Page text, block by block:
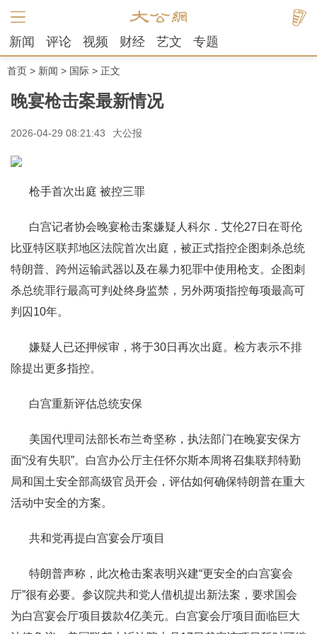
新闻 评论 视频 财经 艺文 专题
首页 > 新闻 > 国际 > 正文
晚宴枪击案最新情况
2026-04-29 08:21:43 大公报
枪手首次出庭 被控三罪
白宫记者协会晚宴枪击案嫌疑人科尔．艾伦27日在哥伦
比亚特区联邦地区法院首次出庭，被正式指控企图刺杀总统
特朗普、跨州运输武器以及在暴力犯罪中使用枪支。企图刺
杀总统罪行最高可判处终身监禁，另外两项指控每项最高可
判囚10年。
嫌疑人已还押候审，将于30日再次出庭。检方表示不排
除提出更多指控。
白宫重新评估总统安保
美国代理司法部长布兰奇坚称，执法部门在晚宴安保方
面“没有失职”。白宫办公厅主任怀尔斯本周将召集联邦特勤
局和国土安全部高级官员开会，评估如何确保特朗普在重大
活动中安全的方案。
共和党再提白宫宴会厅项目
特朗普声称，此次枪击案表明兴建“更安全的白宫宴会
厅”很有必要。参议院共和党人借机提出新法案，要求国会
为白宫宴会厅项目拨款4亿美元。白宫宴会厅项目面临巨大